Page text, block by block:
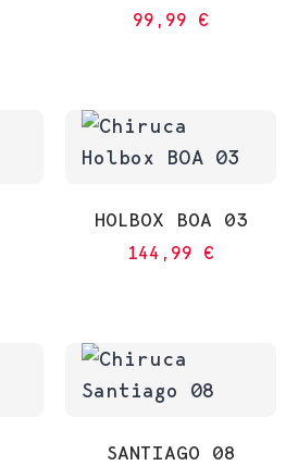
99,99 €
HOLBOX BOA 03
144,99 €
SANTIAGO 08